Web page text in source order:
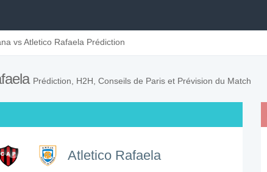
vs Atletico Rafaela Prédiction
Prédiction, H2H, Conseils de Paris et Prévision du Match
Atletico Rafaela